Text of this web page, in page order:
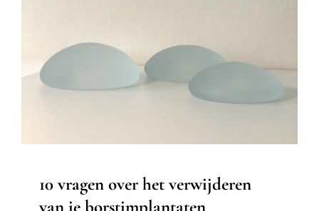
10 vragen over het verwijderen van je
borstimplantaten
Borstcorrectie Borstimplantaten verwijderen
10 vragen over het verwijderen
van je borstimplantaten